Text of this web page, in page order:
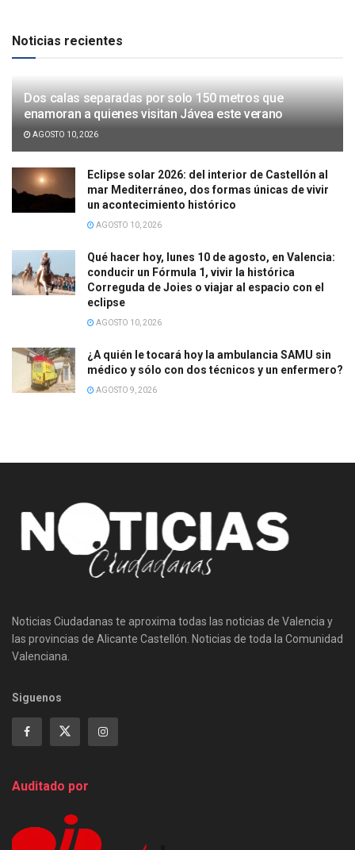
Noticias recientes
Dos calas separadas por solo 150 metros que
enamoran a quienes visitan Jávea este verano
AGOSTO 10, 2026
Eclipse solar 2026: del interior de Castellón al
mar Mediterráneo, dos formas únicas de vivir
un acontecimiento histórico
AGOSTO 10, 2026
Qué hacer hoy, lunes 10 de agosto, en Valencia:
conducir un Fórmula 1, vivir la histórica
Correguda de Joies o viajar al espacio con el
eclipse
AGOSTO 10, 2026
¿A quién le tocará hoy la ambulancia SAMU sin
médico y sólo con dos técnicos y un enfermero?
AGOSTO 9, 2026
Noticias Ciudadanas te aproxima todas las noticias de Valencia y
las provincias de Alicante Castellón. Noticias de toda la Comunidad
Valenciana.
Siguenos
Auditado por